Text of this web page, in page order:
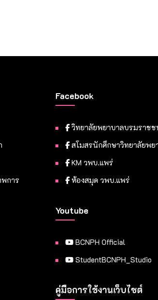
การ
Facebook
วิทยาลัยพยาบาลบรมราช
สโมสรนักศึกษาวิทยาลัยพ
KM วพบ.แพร่
ห้องสมุด วพบ.แพร่
Youtube
BCNPH Official
StudentBCNPH_Studio
คู่มือการใช้งานเว็บไซต์